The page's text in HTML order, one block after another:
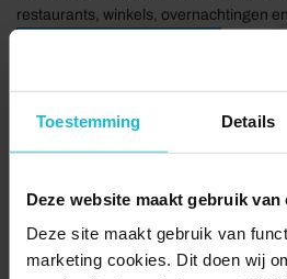
Toestemming Details
Deze website maakt gebruik van
Deze site maakt gebruik van
marketing cookies. Dit doen wij
restaurants, winkels, overnachtingen